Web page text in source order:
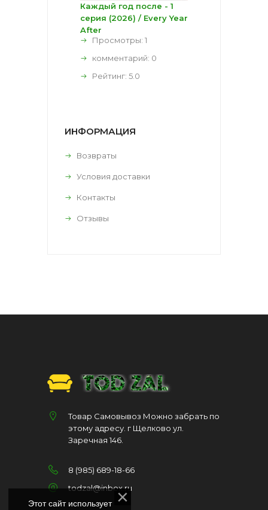
Каждый год после - 1
серия (2026) / Every Year
After
Просмотры: 1
комментарий: 0
Рейтинг: 5.0
ИНФОРМАЦИЯ
Возвраты
Условия доставки
Контакты
Отзывы
Товар Самовывоз Можно забрать по
этому адресу. г Щелково ул.
Заречная 146.
8 (985) 689-18-66
todzal@inbox.ru
Этот сайт использует